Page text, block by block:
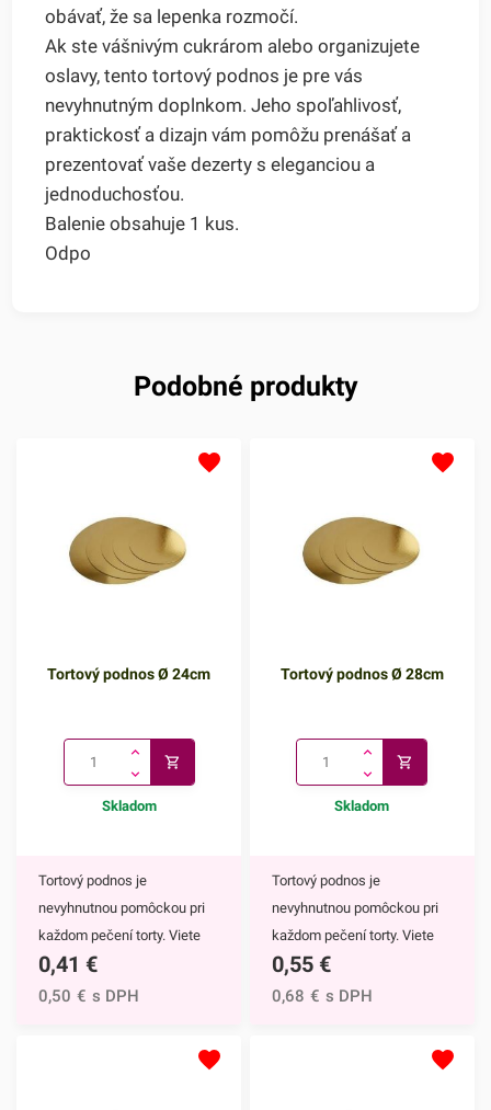
obávať, že sa lepenka rozmočí.
Ak ste vášnivým cukrárom alebo organizujete
oslavy, tento tortový podnos je pre vás
nevyhnutným doplnkom. Jeho spoľahlivosť,
praktickosť a dizajn vám pomôžu prenášať a
prezentovať vaše dezerty s eleganciou a
jednoduchosťou.
Balenie obsahuje 1 kus.
Odpo
Podobné produkty
Tortový podnos Ø 24cm
Skladom
Tortový podnos je
nevyhnutnou pomôckou pri
každom pečení torty. Viete
na ňu tortu jednoducho uložiť
a zdobenie, prezentácia aj
však využiť aj ako podnos na
0,41 €
0,50 € s DPH
Tortový podnos Ø 28cm
Skladom
Tortový podnos je
nevyhnutnou pomôckou pri
každom pečení torty. Viete
na ňu tortu jednoducho uložiť
a zdobenie, prezentácia aj
však využiť aj ako podnos na
0,55 €
0,68 € s DPH